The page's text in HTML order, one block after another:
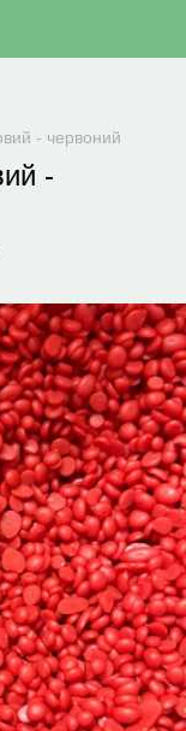
- червоний
-